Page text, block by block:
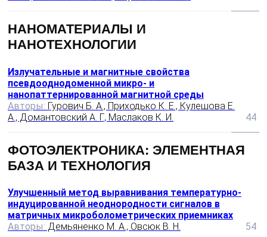
НАНОМАТЕРИАЛЫ И
НАНОТЕХНОЛОГИИ
Излучательные и магнитные свойства
псевдооднодоменной микро- и
нанопаттернированной магнитной среды
Авторы: Гурович Б. А., Приходько К. Е., Кулешова Е.
А., Домантовский А. Г., Маслаков К. И.
44
ФОТОЭЛЕКТРОНИКА: ЭЛЕМЕНТНАЯ
БАЗА И ТЕХНОЛОГИЯ
Улучшенный метод выравнивания температурно-
индуцированной неоднородности сигналов в
матричных микроболометрических приемниках
Авторы: Демьяненко М. А., Овсюк В. Н. 54